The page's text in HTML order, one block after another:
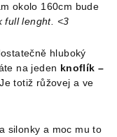
okolo 160cm bude
full lenght. <3
hluboký
na jeden knoflík –
Je totiž růžovej a ve
silonky a moc mu to